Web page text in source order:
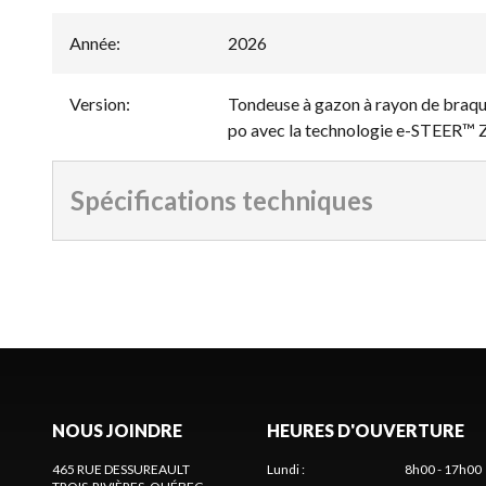
Année: 2026
Version:
Tondeuse à gazon à rayon de
po avec la technologie e-STEER™
Spécifications techniques
NOUS JOINDRE
465 RUE DESSUREAULT
HEURES D'OUVERTURE
Lundi: 8h00 - 17h00